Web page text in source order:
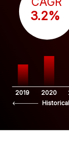
2019 2020
3.2%